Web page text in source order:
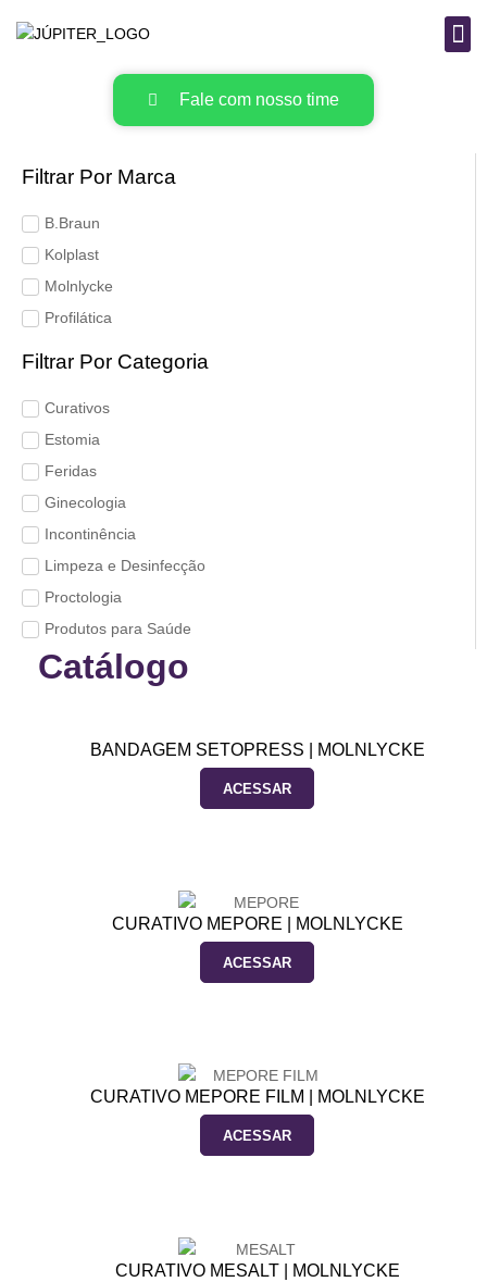
Fale com nosso time
Filtrar Por Marca
B.Braun
Kolplast
Molnlycke
Profilática
Filtrar Por Categoria
Curativos
Estomia
Feridas
Ginecologia
Incontinência
Limpeza e Desinfecção
Proctologia
Produtos para Saúde
Catálogo
BANDAGEM SETOPRESS | MOLNLYCKE
ACESSAR
CURATIVO MEPORE | MOLNLYCKE
ACESSAR
CURATIVO MEPORE FILM | MOLNLYCKE
ACESSAR
CURATIVO MESALT | MOLNLYCKE